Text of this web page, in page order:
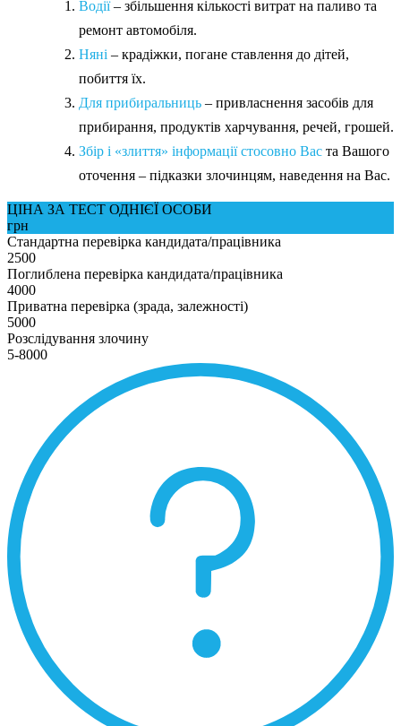
Водії– збільшення кількості витрат на паливо та
ремонт автомобіля.
Няні – крадіжки, погане ставлення до дітей,
побиття їх.
Для прибиральниць – привласнення засобів для
прибирання, продуктів харчування, речей, грошей.
Збір і «злиття» інформації стосовно Вас та Вашого
оточення – підказки злочинцям, наведення на Вас.
ЦІНА ЗА ТЕСТ ОДНІЄЇ ОСОБИ
грн
Стандартна перевірка кандидата/працівника
2500
Поглиблена перевірка кандидата/працівника
4000
Приватна перевірка (зрада, залежності)
5000
Розслідування злочину
5-8000